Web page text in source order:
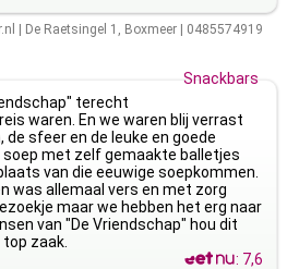
De Raetsingel 1 , Boxmeer 0485574919
Snackbars
terecht
waren. En we waren blij verrast
sfeer en de leuke en goede
soep met zelf gemaakte balletjes
van die eeuwige soepkommen.
was allemaal vers en met zorg
maar we hebben het erg naar
van "De Vriendschap" hou dit
zaak.
: 7,6